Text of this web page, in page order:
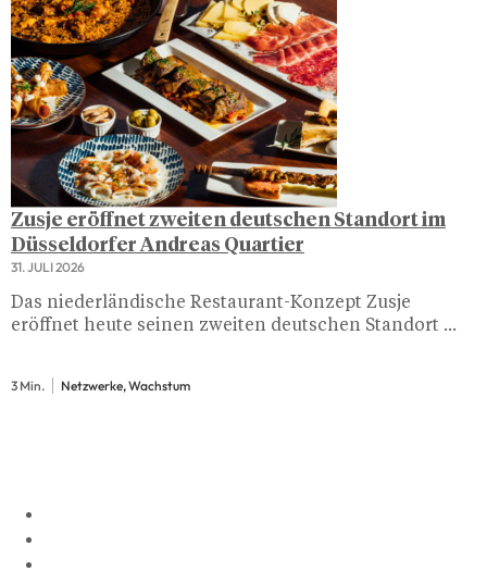
Zusje eröffnet zweiten deutschen Standort im
Düsseldorfer Andreas Quartier
31. JULI 2026
Das niederländische Restaurant-Konzept Zusje
eröffnet heute seinen zweiten deutschen Standort ...
3 Min. Netzwerke, Wachstum